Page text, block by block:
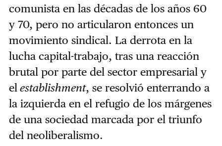
comunista en las décadas de los años 60
y 70, pero no articularon entonces un
movimiento sindical. La derrota en la
lucha capital-trabajo, tras una reacción
brutal por parte del sector empresarial y
elestablishment, se resolvió enterrando a
la izquierda en el refugio de los márgenes
de una sociedad marcada por el triunfo
del neoliberalismo.